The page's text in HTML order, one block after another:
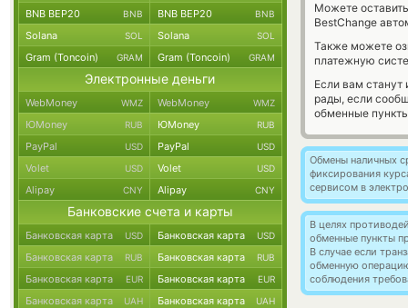
Можете
BestChange
Также можете
платежную
Если вам
рады, если
обменные
Обмены наличных
фиксирования
сервисом в
В целях
обменные пункты
В случае если
обменную
соблюдения
BNB BEP20 BNB BNB BEP20 BNB
Solana SOL Solana SOL
Gram (Toncoin) GRAM Gram (Toncoin) GRAM
Электронные деньги
WebMoney WMZ WebMoney WMZ
ЮMoney RUB ЮMoney RUB
PayPal USD PayPal USD
Volet USD Volet USD
Alipay CNY Alipay CNY
Банковские счета и карты
Банковская карта USD Банковская карта USD
Банковская карта RUB Банковская карта RUB
Банковская карта EUR Банковская карта EUR
Банковская карта UAH Банковская карта UAH